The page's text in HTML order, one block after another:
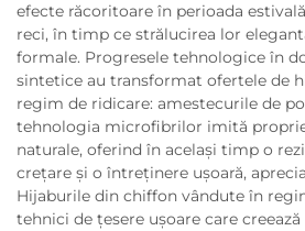
efecte răcoritoare în perioada
reci, în timp ce strălucirea lor
formale. Progresele tehnologice în
sintetice au transformat ofertele de
regim de ridicare: amestecurile de
tehnologia microfibrilor imită
naturale, oferind în același timp o
crețare și o întreținere ușoară,
Hijaburile din chiffon vândute în
tehnici de țesere ușoare care